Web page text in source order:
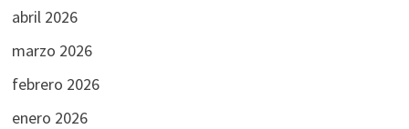
abril 2026
marzo 2026
febrero 2026
enero 2026